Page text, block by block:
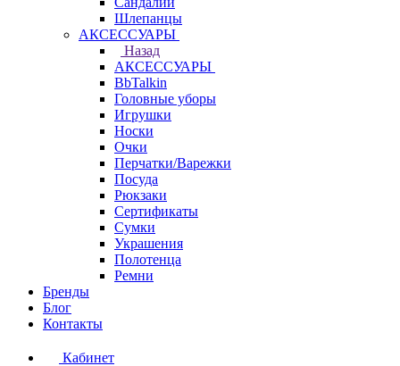
Шлепанцы
АКСЕССУАРЫ
Назад
АКСЕССУАРЫ
BbTalkin
Головные уборы
Игрушки
Носки
Очки
Перчатки/Варежки
Посуда
Рюкзаки
Сертификаты
Сумки
Украшения
Полотенца
Ремни
Бренды
Блог
Контакты
Кабинет